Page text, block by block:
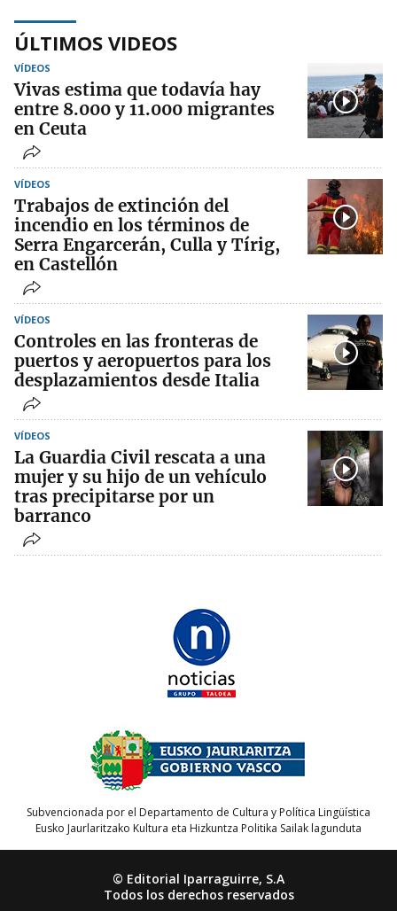
ÚLTIMOS VIDEOS
VÍDEOS
Vivas estima que todavía hay
entre 8.000 y 11.000 migrantes
en Ceuta
VÍDEOS
Trabajos de extinción del
incendio en los términos de
Serra Engarcerán, Culla y Tírig,
en Castellón
VÍDEOS
Controles en las fronteras de
puertos y aeropuertos para los
desplazamientos desde Italia
VÍDEOS
La Guardia Civil rescata a una
mujer y su hijo de un vehículo
tras precipitarse por un
barranco
Subvencionada por el Departamento de Cultura y Política Lingüística
Eusko Jaurlaritzako Kultura eta Hizkuntza Politika Sailak lagunduta
© Editorial Iparraguirre, S.A
Todos los derechos reservados